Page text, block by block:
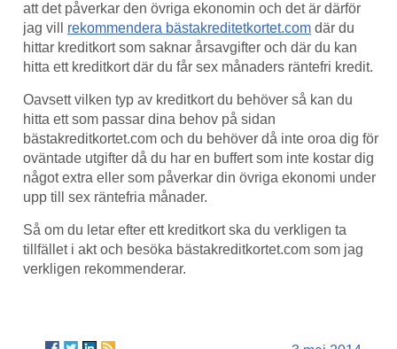
att det påverkar den övriga ekonomin och det är därför
jag vill rekommendera bästakreditetkortet.com där du
hittar kreditkort som saknar årsavgifter och där du kan
hitta ett kreditkort där du får sex månaders räntefri kredit.
Oavsett vilken typ av kreditkort du behöver så kan du
hitta ett som passar dina behov på sidan
bästakreditkortet.com och du behöver då inte oroa dig för
oväntade utgifter då du har en buffert som inte kostar dig
något extra eller som påverkar din övriga ekonomi under
upp till sex räntefria månader.
Så om du letar efter ett kreditkort ska du verkligen ta
tillfället i akt och besöka bästakreditkortet.com som jag
verkligen rekommenderar.